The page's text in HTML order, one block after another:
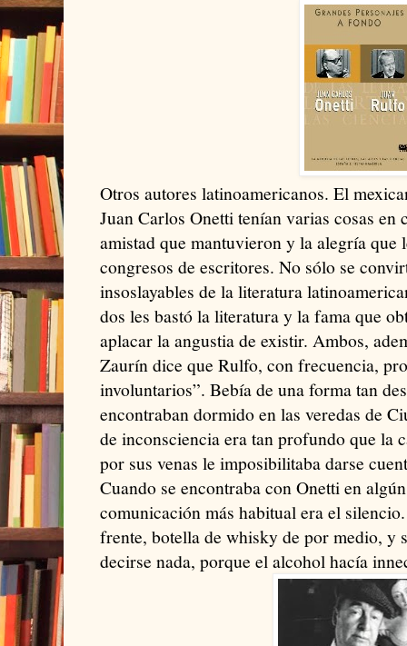
Otros autores latinoamericanos. El
Juan Carlos Onetti tenían varias cosas
amistad que mantuvieron y la alegría que
congresos de escritores. No sólo se
insoslayables de la literatura
dos les bastó la literatura y la fama que
aplacar la angustia de existir. Ambos,
Zaurín dice que Rulfo, con frecuencia,
involuntarios”. Bebía de una forma tan
encontraban dormido en las veredas de
de inconsciencia era tan profundo que la
por sus venas le imposibilitaba darse
Cuando se encontraba con Onetti en
comunicación más habitual era el
frente, botella de whisky de por medio, y
decirse nada, porque el alcohol hacía